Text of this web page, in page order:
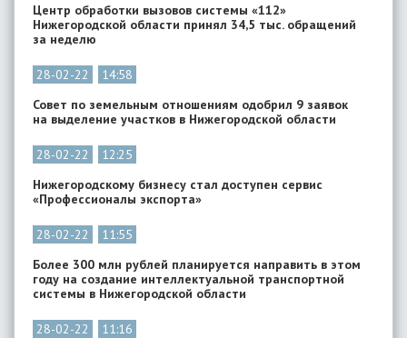
Центр обработки вызовов системы «112»
Нижегородской области принял 34,5 тыс. обращений
за неделю
28-02-22
14:58
Совет по земельным отношениям одобрил 9 заявок
на выделение участков в Нижегородской области
28-02-22
12:25
Нижегородскому бизнесу стал доступен сервис
«Профессионалы экспорта»
28-02-22
11:55
Более 300 млн рублей планируется направить в этом
году на создание интеллектуальной транспортной
системы в Нижегородской области
28-02-22
11:16